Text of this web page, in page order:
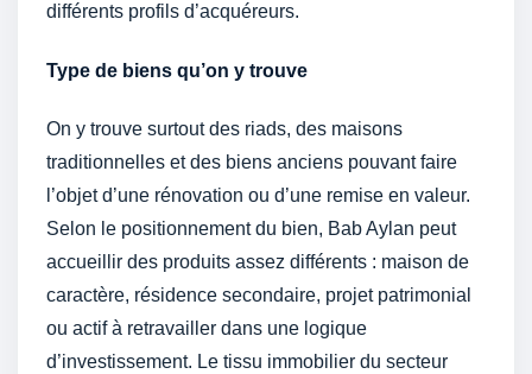
différents profils d’acquéreurs.
Type de biens qu’on y trouve
On y trouve surtout des riads, des maisons
traditionnelles et des biens anciens pouvant faire
l’objet d’une rénovation ou d’une remise en valeur.
Selon le positionnement du bien, Bab Aylan peut
accueillir des produits assez différents : maison de
caractère, résidence secondaire, projet patrimonial
ou actif à retravailler dans une logique
d’investissement. Le tissu immobilier du secteur